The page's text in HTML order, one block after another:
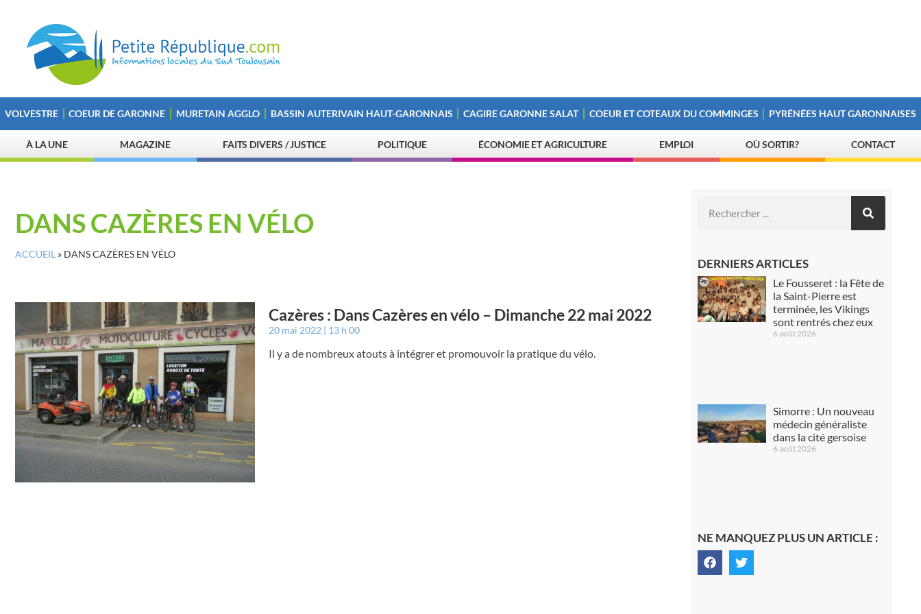
VOLVESTRE COEUR DE GARONNE MURETAIN AGGLO BASSIN AUTERIVAIN HAUT-GARONNAIS CAGIRE GARONNE SALAT COEUR ET COTEAUX DU COMMINGES PYRÉNÉES HAUT GARONNAISES
À LA UNE MAGAZINE FAITS DIVERS / JUSTICE POLITIQUE ÉCONOMIE ET AGRICULTURE EMPLOI OÙ SORTIR? CONTACT
DANS CAZÈRES EN VÉLO
ACCUEIL » DANS CAZÈRES EN VÉLO
Cazères : Dans Cazères en vélo – Dimanche 22 mai 2022
20 mai 2022 13 h 00
Il y a de nombreux atouts à intégrer et promouvoir la pratique du vélo.
DERNIERS ARTICLES
Le Fousseret : la Fête de
la Saint-Pierre est
terminée, les Vikings
sont rentrés chez eux
6 août 2026
Simorre : Un nouveau
médecin généraliste
dans la cité gersoise
6 août 2026
NE MANQUEZ PLUS UN ARTICLE :